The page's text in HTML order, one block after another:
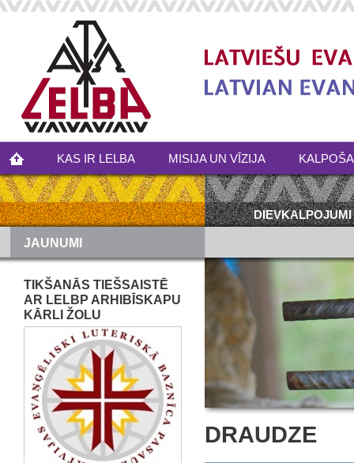
KAS IR LELBA MISIJA UN VĪZIJA
DIEVKALPOJUMI
JAUNUMI
TIKŠANĀS TIEŠSAISTĒ
AR LELBP ARHIBĪSKAPU
KĀRLI ŽOLU
DRAUDZE